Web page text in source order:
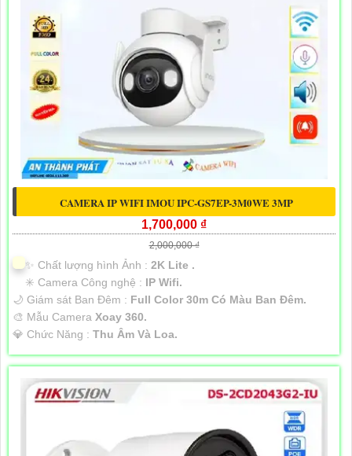
CAMERA IP WIFI IMOU IPC-GS7EP-3M0WE 3MP
1,700,000 ₫
2,000,000 ₫
✨ Chất lượng hình Ảnh : 2K Lite .
✳️ Camera Công nghệ : IP Wifi.
🌙 Giám sát Ban Đêm : Full Color 30m Có Màu Ban Ðêm.
🎨 Mẫu Camera Xoay 360.
️💎 Chức Năng : Thu Âm Và Loa.